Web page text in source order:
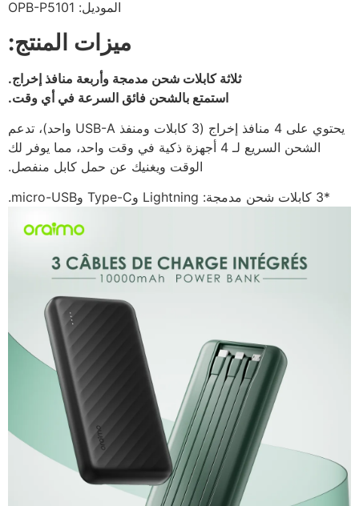
الموديل: OPB-P5101
ميزات المنتج:
ثلاثة كابلات شحن مدمجة وأربعة منافذ إخراج.
استمتع بالشحن فائق السرعة في أي وقت.
يحتوي على 4 منافذ إخراج (3 كابلات ومنفذ USB-A واحد)، تدعم
الشحن السريع لـ 4 أجهزة ذكية في وقت واحد، مما يوفر لك
الوقت ويغنيك عن حمل كابل منفصل.
*3 كابلات شحن مدمجة: Lightning وType-C وmicro-USB.